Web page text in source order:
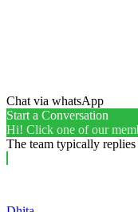
Chat via whatsApp
Start a Conversation
Hi! Click one of our
The team typically